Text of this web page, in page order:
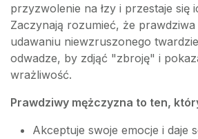
przyzwolenie na łzy i przestaje się
Zaczynają rozumieć, że prawdziwa
udawaniu niewzruszonego
odwadze, by zdjąć "zbroję" i
wrażliwość.
Prawdziwy mężczyzna to ten,
Akceptuje swoje emocje i daje